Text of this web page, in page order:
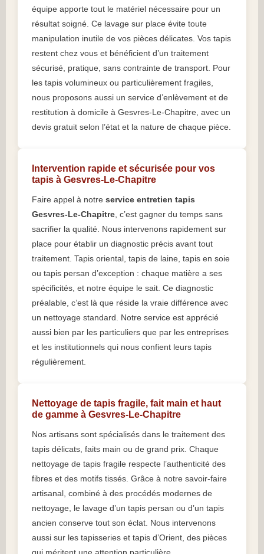
équipe apporte tout le matériel nécessaire pour un
résultat soigné. Ce lavage sur place évite toute
manipulation inutile de vos pièces délicates. Vos tapis
restent chez vous et bénéficient d’un traitement
sécurisé, pratique, sans contrainte de transport. Pour
les tapis volumineux ou particulièrement fragiles,
nous proposons aussi un service d’enlèvement et de
restitution à domicile à Gesvres-Le-Chapitre, avec un
devis gratuit selon l’état et la nature de chaque pièce.
Intervention rapide et sécurisée pour vos
tapis à Gesvres-Le-Chapitre
Faire appel à notre service entretien tapis
Gesvres-Le-Chapitre, c’est gagner du temps sans
sacrifier la qualité. Nous intervenons rapidement sur
place pour établir un diagnostic précis avant tout
traitement. Tapis oriental, tapis de laine, tapis en soie
ou tapis persan d’exception : chaque matière a ses
spécificités, et notre équipe le sait. Ce diagnostic
préalable, c’est là que réside la vraie différence avec
un nettoyage standard. Notre service est apprécié
aussi bien par les particuliers que par les entreprises
et les institutionnels qui nous confient leurs tapis
régulièrement.
Nettoyage de tapis fragile, fait main et haut
de gamme à Gesvres-Le-Chapitre
Nos artisans sont spécialisés dans le traitement des
tapis délicats, faits main ou de grand prix. Chaque
nettoyage de tapis fragile respecte l’authenticité des
fibres et des motifs tissés. Grâce à notre savoir-faire
artisanal, combiné à des procédés modernes de
nettoyage, le lavage d’un tapis persan ou d’un tapis
ancien conserve tout son éclat. Nous intervenons
aussi sur les tapisseries et tapis d’Orient, des pièces